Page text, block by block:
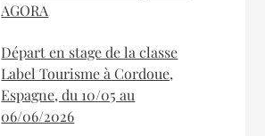
AGORA
Départ en stage de la classe
Label Tourisme à Cordoue,
Espagne, du 10/05 au
06/06/2026